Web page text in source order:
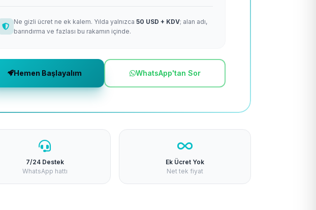
Ne gizli ücret ne ek kalem. Yılda yalnızca 50 USD + KDV; alan adı,
barındırma ve fazlası bu rakamın içinde.
Hemen Başlayalım WhatsApp'tan Sor
7/24 Destek
WhatsApp hattı
Ek Ücret Yok
Net tek fiyat